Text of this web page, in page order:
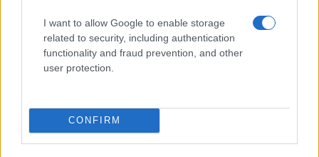
I want to allow Google to enable storage
related to security, including authentication
functionality and fraud prevention, and other
user protection.
CONFIRM
COTAÇÕES CRYPTO
(KBTC)